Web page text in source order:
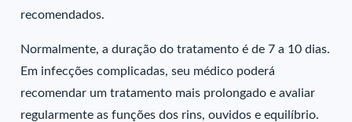
recomendados.
Normalmente, a duração do tratamento é de 7 a 10 dias.
Em infecções complicadas, seu médico poderá
recomendar um tratamento mais prolongado e avaliar
regularmente as funções dos rins, ouvidos e equilíbrio.